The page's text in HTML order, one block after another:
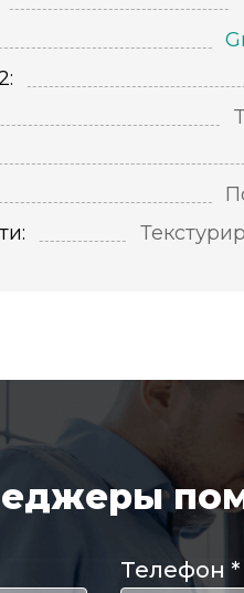
Телефон *